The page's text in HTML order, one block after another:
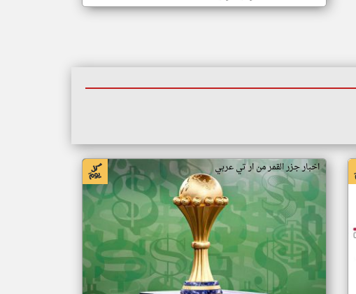
اخبار جزر القمر من ار تي عربي